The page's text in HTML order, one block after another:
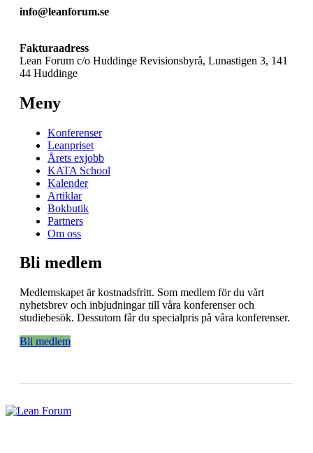
info@leanforum.se
Fakturaadress
Lean Forum c/o Huddinge Revisionsbyrå, Lunastigen 3, 141
44 Huddinge
Meny
Konferenser
Leanpriset
Årets exjobb
KATA School
Kalender
Artiklar
Bokbutik
Partners
Om oss
Bli medlem
Medlemskapet är kostnadsfritt. Som medlem för du vårt
nyhetsbrev och inbjudningar till våra konferenser och
studiebesök. Dessutom får du specialpris på våra konferenser.
Bli medlem